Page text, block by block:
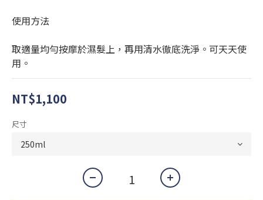
使用方法
取適量均勻按摩於濕髮上，再用清水徹底洗淨。可天天使
用。
NT$1,100
尺寸